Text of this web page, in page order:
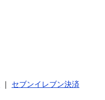
｜ セブンイレブン決済